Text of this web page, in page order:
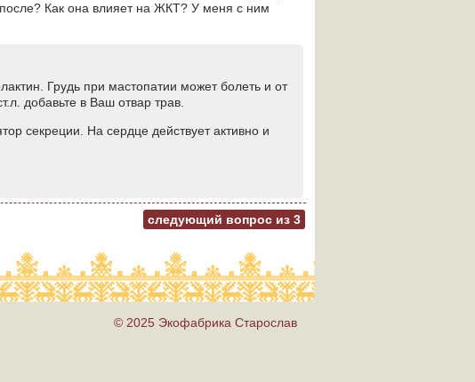
Как она влияет на ЖКТ? У меня с ним
Грудь при мастопатии может болеть и от
добавьте в Ваш отвар трав.
секреции. На сердце действует активно и
следующий вопрос из 3
© 2025 Экофабрика Старослав